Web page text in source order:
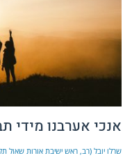
אנכי אערבנו מידי
שרלו יובל (רב, ראש ישיבת אורות שאול